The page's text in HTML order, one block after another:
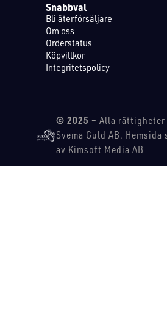
Snabbval
Bli återförsäljare
Om oss
Orderstatus
Köpvillkor
Integritetspolicy
© 2025 – Alla
Svema Guld AB. Hemsida
av Kimsoft Media AB